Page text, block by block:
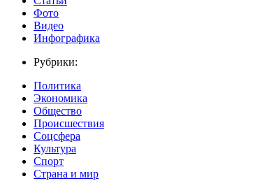
Фото
Видео
Инфографика
Рубрики:
Политика
Экономика
Общество
Происшествия
Соцсфера
Культура
Спорт
Страна и мир